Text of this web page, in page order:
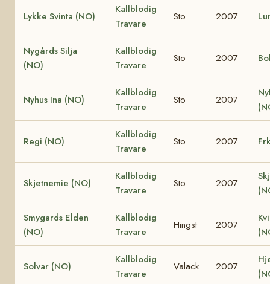
Lykke Svinta (NO)
Kallblodig
Travare
Sto 2007
Nygårds Silja
(NO)
Kallblodig
Travare
Sto 2007
Nyhus Ina (NO)
Kallblodig
Travare
Sto 2007
Regi (NO)
Kallblodig
Travare
Sto 2007
Skjetnemie (NO)
Kallblodig
Travare
Sto 2007
Smygards Elden
(NO)
Kallblodig
Travare
Hingst 2007
Solvar (NO)
Kallblodig
Travare
Valack 2007